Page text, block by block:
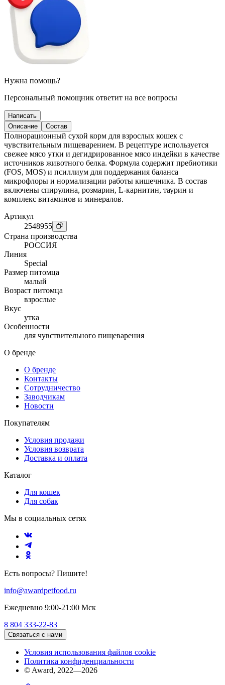
Нужна помощь?
Персональный помощник ответит на все вопросы
Написать
Описание
Состав
Полнорационный сухой корм для взрослых кошек с
чувствительным пищеварением. В рецептуре используется
свежее мясо утки и дегидрированное мясо индейки в качестве
источников животного белка. Формула содержит пребиотики
(FOS, MOS) и псиллиум для поддержания баланса
микрофлоры и нормализации работы кишечника. В состав
включены спирулина, розмарин, L-карнитин, таурин и
комплекс витаминов и минералов.
Артикул
2548955
Страна производства
РОССИЯ
Линия
Special
Размер питомца
малый
Возраст питомца
взрослые
Вкус
утка
Особенности
для чувствительного пищеварения
О бренде
О бренде
Контакты
Сотрудничество
Заводчикам
Новости
Покупателям
Условия продажи
Условия возврата
Доставка и оплата
Каталог
Для кошек
Для собак
Мы в социальных сетях
Есть вопросы? Пишите!
info@awardpetfood.ru
Ежедневно 9:00-21:00 Мск
8 804 333-22-83
Связаться с нами
Условия использования файлов cookie
Политика конфиденциальности
© Award, 2022—2026